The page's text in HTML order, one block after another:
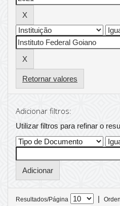
Retornar valores
Adicionar filtros:
Utilizar filtros para refinar o
Resultados/Página |